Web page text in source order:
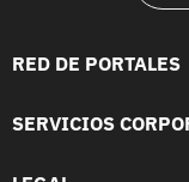
RED DE PORTALES
SERVICIOS